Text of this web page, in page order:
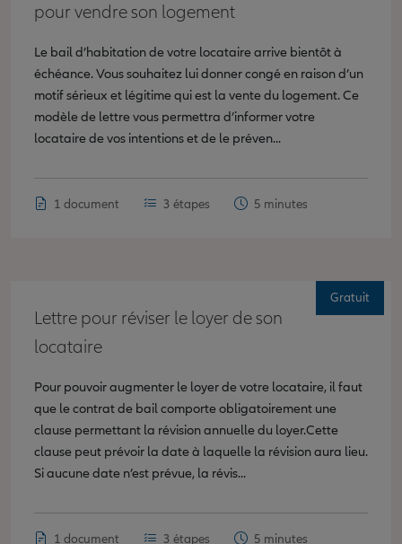
pour vendre son logement
Le bail d’habitation de votre locataire arrive bientôt à
échéance. Vous souhaitez lui donner congé en raison d’un
motif sérieux et légitime qui est la vente du logement. Ce
modèle de lettre vous permettra d’informer votre
locataire de vos intentions et de le préven...
1 document 3 étapes 5 minutes
Lettre pour réviser le loyer de son
locataire
Pour pouvoir augmenter le loyer de votre locataire, il faut
que le contrat de bail comporte obligatoirement une
clause permettant la révision annuelle du loyer.Cette
clause peut prévoir la date à laquelle la révision aura lieu.
Si aucune date n’est prévue, la révis...
1 document 3 étapes 5 minutes
Gratuit